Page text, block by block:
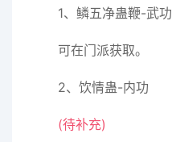
1、鳞五净蛊鞭-武功
可在门派获取。
2、饮情蛊-内功
(待补充)